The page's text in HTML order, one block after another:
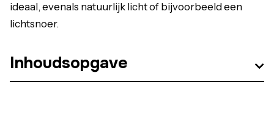
ideaal, evenals natuurlijk licht of bijvoorbeeld een
lichtsnoer.
Inhoudsopgave